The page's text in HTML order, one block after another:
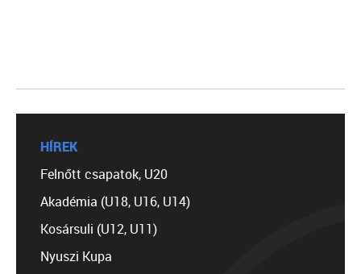
HÍREK
Felnőtt csapatok, U20
Akadémia (U18, U16, U14)
Kosársuli (U12, U11)
Nyuszi Kupa